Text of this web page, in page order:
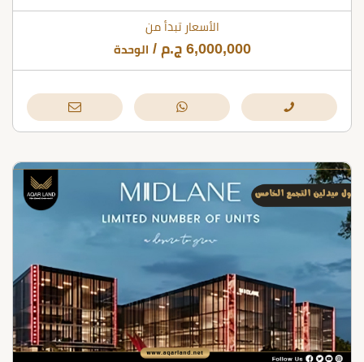
الأسعار تبدأ من
6,000,000 ج.م / الوحدة